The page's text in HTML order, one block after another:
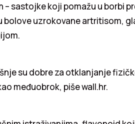
– sastojke koji pomažu u borbi
bolove uzrokovane artritisom,
su dobre za otklanjanje
međuobrok, piše wall.hr.